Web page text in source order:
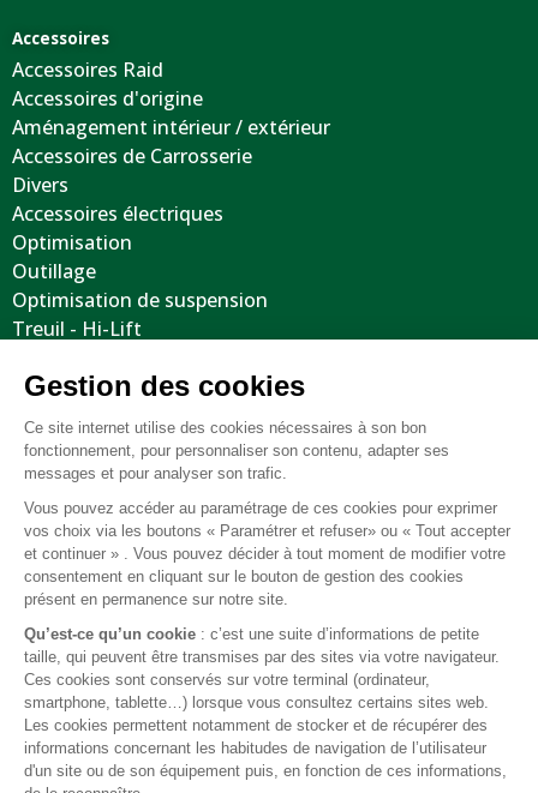
Accessoires
Accessoires Raid
Accessoires d'origine
Aménagement intérieur / extérieur
Accessoires de Carrosserie
Divers
Accessoires électriques
Optimisation
Outillage
Optimisation de suspension
Treuil - Hi-Lift
Volants
Jantes / Pneumatiques / Accessoires
Informations utiles
Nous contacter
Mentions légales
Conditions générales de vente